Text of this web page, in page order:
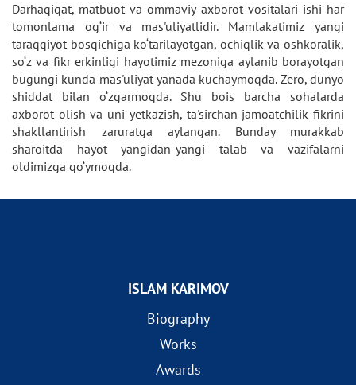
Darhaqiqat, matbuot va ommaviy axborot vositalari ishi har
tomonlama og‘ir va mas'uliyatlidir. Mamlakatimiz yangi
taraqqiyot bosqichiga ko‘tarilayotgan, ochiqlik va oshkoralik,
so‘z va fikr erkinligi hayotimiz mezoniga aylanib borayotgan
bugungi kunda mas'uliyat yanada kuchaymoqda. Zero, dunyo
shiddat bilan o‘zgarmoqda. Shu bois barcha sohalarda
axborot olish va uni yetkazish, ta'sirchan jamoatchilik fikrini
shakllantirish zaruratga aylangan. Bunday murakkab
sharoitda hayot yangidan-yangi talab va vazifalarni
oldimizga qo‘ymoqda.
ISLAM KARIMOV
Biography
Works
Awards